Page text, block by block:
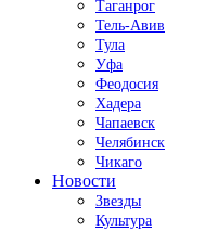
Таганрог
Тель-Авив
Тула
Уфа
Феодосия
Хадера
Чапаевск
Челябинск
Чикаго
Новости
Звезды
Культура